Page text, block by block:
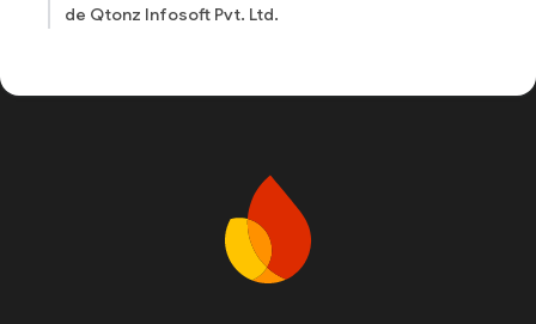
de Qtonz Infosoft Pvt. Ltd.